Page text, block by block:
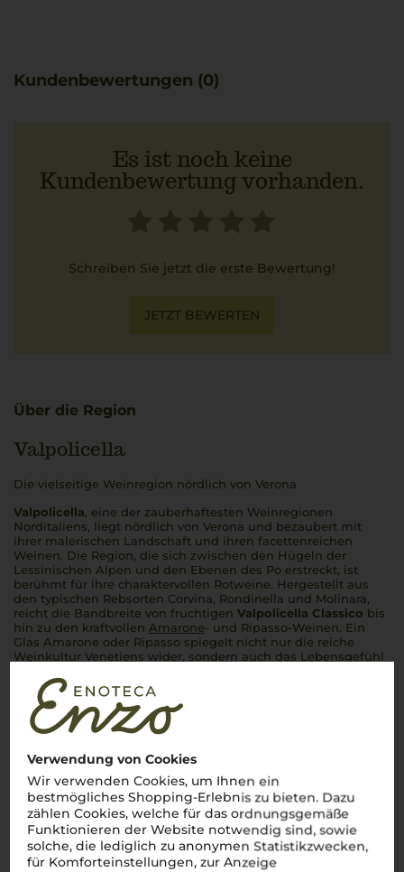
Verwendung von Cookies
Wir verwenden Cookies, um Ihnen ein
bestmögliches Shopping-Erlebnis zu bieten. Dazu
zählen Cookies, welche für das ordnungsgemäße
Funktionieren der Website notwendig sind, sowie
solche, die lediglich zu anonymen Statistikzwecken,
für Komforteinstellungen, zur Anzeige
Kundenbewertungen (0)
Es ist noch keine
Kundenbewertung vorhanden.
Schreiben Sie jetzt die erste Bewertung!
JETZT BEWERTEN
Über die Region
Valpolicella
Die vielseitige Weinregion nördlich von Verona
Valpolicella, eine der zauberhaftesten Weinregionen
Norditaliens, liegt nördlich von Verona und bezaubert mit
ihrer malerischen Landschaft und ihren facettenreichen
Weinen. Die Region, die sich zwischen den Hügeln der
Lessinischen Alpen und den Ebenen des Po erstreckt, ist
berühmt für ihre charaktervollen Rotweine. Hergestellt aus
den typischen Rebsorten Corvina, Rondinella und Molinara,
reicht die Bandbreite von fruchtigen Valpolicella Classico bis
hin zu den kraftvollen Amarone- und Ripasso-Weinen. Ein
Glas Amarone oder Ripasso spiegelt nicht nur die reiche
Weinkultur Venetiens wider, sondern auch das Lebensgefühl
Risotto oder einem saftigen Brasato –
italienische Genusskultur direkt ins Glas.
Mehr Weine aus Valpolicella